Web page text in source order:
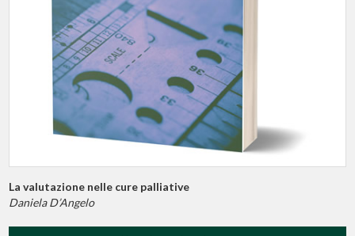
La valutazione nelle cure palliative
Daniela D’Angelo